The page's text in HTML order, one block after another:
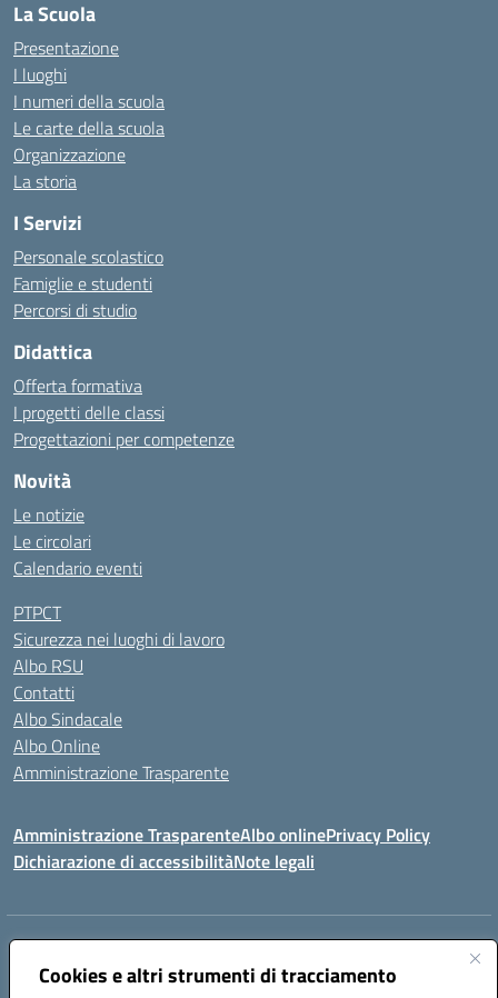
Cookies e altri strumenti di tracciamento
La Scuola
Presentazione
I luoghi
I numeri della scuola
Le carte della scuola
Organizzazione
La storia
I Servizi
Personale scolastico
Famiglie e studenti
Percorsi di studio
Didattica
Offerta formativa
I progetti delle classi
Progettazioni per competenze
Novità
Le notizie
Le circolari
Calendario eventi
PTPCT
Sicurezza nei luoghi di lavoro
Albo RSU
Contatti
Albo Sindacale
Albo Online
Amministrazione Trasparente
Amministrazione TrasparenteAlbo onlinePrivacy Policy
Dichiarazione di accessibilitàNote legali
Centralino:
Posta elettronica certificata (PEC):tpis02200a@pec.istruzione.it